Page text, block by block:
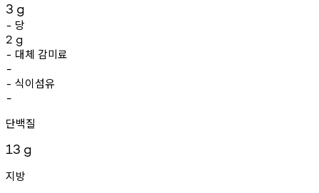
3 g
- 당
2 g
- 대체 감미료
-
- 식이섬유
-
단백질
13 g
지방